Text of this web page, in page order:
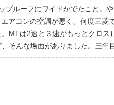
プルーフにワイドがでたこと。
アコンの空調が悪く、何度三菱
MTは2速と３速がもっとクロ
そんな場面がありました。三年